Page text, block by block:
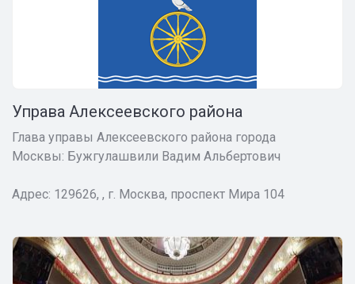
Управа Алексеевского района
Глава управы Алексеевского района города
Москвы: Бужгулашвили Вадим Альбертович
Адрес: 129626, , г. Москва, проспект Мира 104